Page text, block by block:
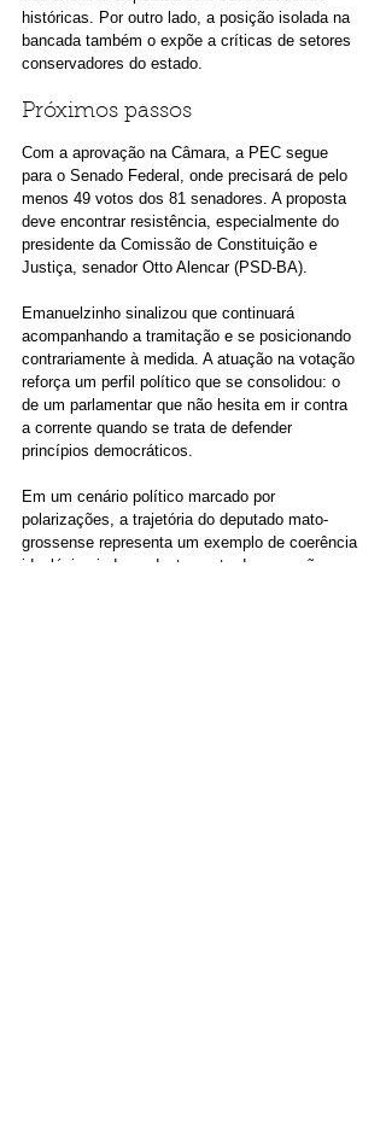
históricas. Por outro lado, a posição isolada na
bancada também o expõe a críticas de setores
conservadores do estado.
Próximos passos
Com a aprovação na Câmara, a PEC segue
para o Senado Federal, onde precisará de pelo
menos 49 votos dos 81 senadores. A proposta
deve encontrar resistência, especialmente do
presidente da Comissão de Constituição e
Justiça, senador Otto Alencar (PSD-BA).
Emanuelzinho sinalizou que continuará
acompanhando a tramitação e se posicionando
contrariamente à medida. A atuação na votação
reforça um perfil político que se consolidou: o
de um parlamentar que não hesita em ir contra
a corrente quando se trata de defender
princípios democráticos.
Em um cenário político marcado por
polarizações, a trajetória do deputado mato-
grossense representa um exemplo de coerência
ideológica independentemente das pressões